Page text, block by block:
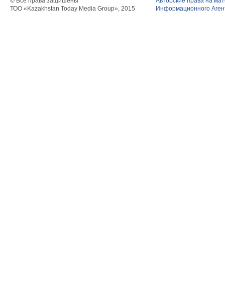
ТОО «Kazakhstan Today Media Group», 2015
Информационного